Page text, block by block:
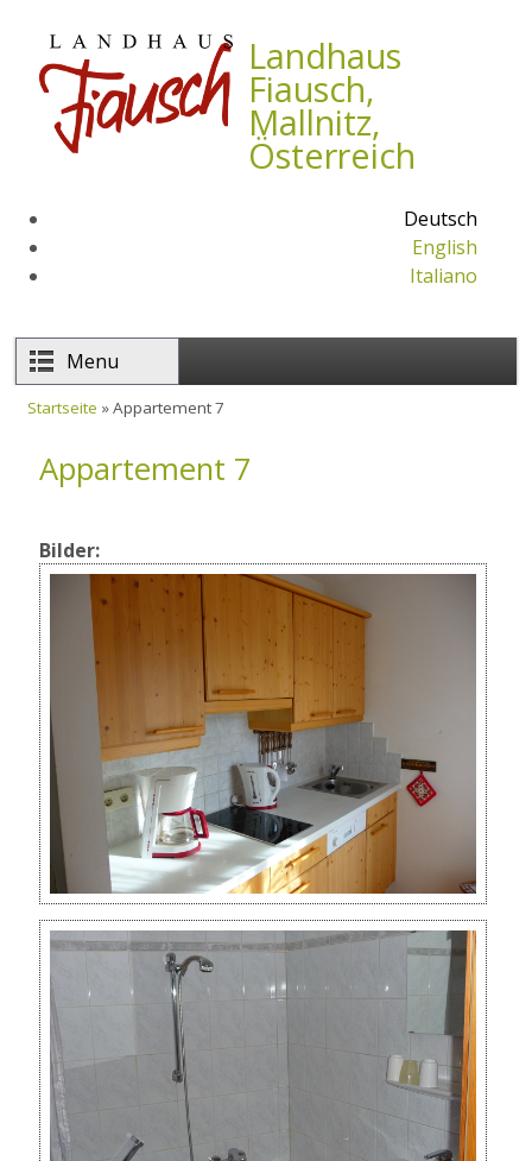
Direkt zum Inhalt Landhaus
Fiausch,
Mallnitz,
Österreich
Deutsch
English
Italiano
Menu
Startseite » Appartement 7
Appartement 7
Bilder: